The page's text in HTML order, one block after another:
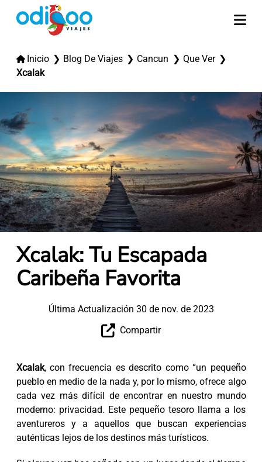
Inicio Blog De Viajes Cancun
Que Ver
Xcalak
Xcalak: Tu Escapada
Caribeña Favorita
Última Actualización 30 de nov. de 2023
Compartir
Xcalak, con frecuencia es descrito como “un pequeño
pueblo en medio de la nada y, por lo mismo, ofrece algo
cada vez más difícil de encontrar en nuestro mundo
moderno: privacidad. Este pequeño tesoro llama a los
aventureros y a aquellos que buscan experiencias
auténticas lejos de los destinos más turísticos.